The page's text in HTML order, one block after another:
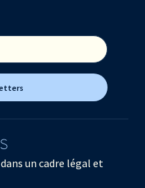
un cadre légal et